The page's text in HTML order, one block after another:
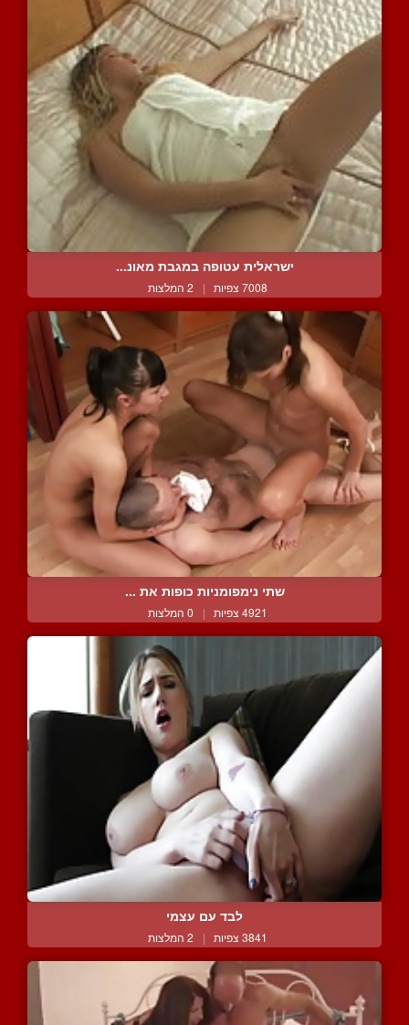
ישראלית עטופה במגבת מאונ...
7008 צפיות | 2 המלצות
שתי נימפומניות כופות את ...
4921 צפיות | 0 המלצות
לבד עם עצמי
3841 צפיות | 2 המלצות